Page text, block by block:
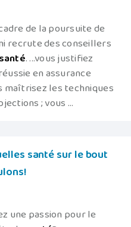
de la poursuite de
recrute des conseillers
santé. ...vous justifiez
en assurance
maîtrisez les techniques
; vous ...
santé sur le bout
une passion pour le